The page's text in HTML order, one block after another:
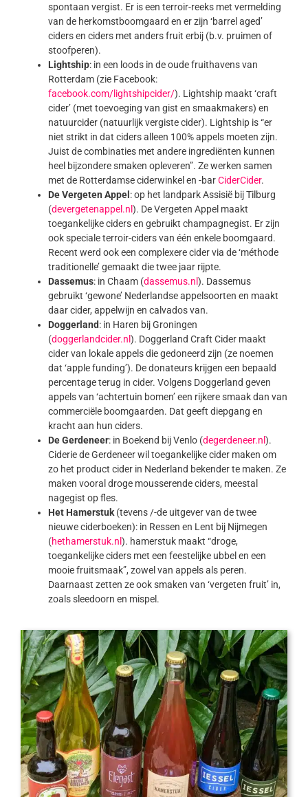
spontaan vergist. Er is een terroir-reeks met vermelding
van de herkomstboomgaard en er zijn ‘barrel aged’
ciders en ciders met anders fruit erbij (b.v. pruimen of
stoofperen).
Lightship: in een loods in de oude fruithavens van
Rotterdam (zie Facebook:
facebook.com/lightshipcider/). Lightship maakt ‘craft
cider’ (met toevoeging van gist en smaakmakers) en
natuurcider (natuurlijk vergiste cider). Lightship is “er
niet strikt in dat ciders alleen 100% appels moeten zijn.
Juist de combinaties met andere ingrediënten kunnen
heel bijzondere smaken opleveren”. Ze werken samen
met de Rotterdamse ciderwinkel en -barCiderCider.
De Vergeten Appel: op het landpark Assisië bij Tilburg
(devergetenappel.nl). De Vergeten Appel maakt
toegankelijke ciders en gebruikt champagnegist. Er zijn
ook speciale terroir-ciders van één enkele boomgaard.
Recent werd ook een complexere cider via de ‘méthode
traditionelle’ gemaakt die twee jaar rijpte.
Dassemus: in Chaam (dassemus.nl). Dassemus
gebruikt ‘gewone’ Nederlandse appelsoorten en maakt
daar cider, appelwijn en calvados van.
Doggerland: in Haren bij Groningen
(doggerlandcider.nl). Doggerland Craft Cider maakt
cider van lokale appels die gedoneerd zijn (ze noemen
dat ‘apple funding’). De donateurs krijgen een bepaald
percentage terug in cider. Volgens Doggerland geven
appels van ‘achtertuin bomen’ een rijkere smaak dan van
commerciële boomgaarden. Dat geeft diepgang en
kracht aan hun ciders.
De Gerdeneer: in Boekend bij Venlo (degerdeneer.nl).
Ciderie de Gerdeneer wil toegankelijke cider maken om
zo het product cider in Nederland bekender te maken. Ze
maken vooral droge mousserende ciders, meestal
nagegist op fles.
Het Hamerstuk(tevens /-de uitgever van de twee
nieuwe ciderboeken): in Ressen en Lent bij Nijmegen
(hethamerstuk.nl). hamerstuk maakt “droge,
toegankelijke ciders met een feestelijke ubbel en een
mooie fruitsmaak”, zowel van appels als peren.
Daarnaast zetten ze ook smaken van ‘vergeten fruit’ in,
zoals sleedoorn en mispel.